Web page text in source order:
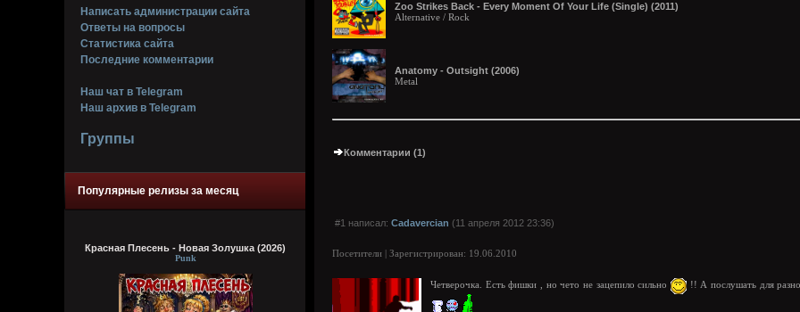
Написать администрации сайта
Ответы на вопросы
Статистика сайта
Последние комментарии
Наш чат в Telegram
Наш архив в Telegram
Группы
Популярные релизы за месяц
Красная Плесень - Новая Золушка (2026)
Punk
Zoo Strikes Back - Every Moment Of Your Life (Single) (2011)
Alternative / Rock
Anatomy - Outsight (2006)
Metal
Комментарии (1)
#1 написал: Cadavercian (11 апреля 2012 23:36)
Посетители | Зарегистрирован: 19.06.2010
Четверочка. Есть фишки , но чето не зацепило сильно !! А послушать для